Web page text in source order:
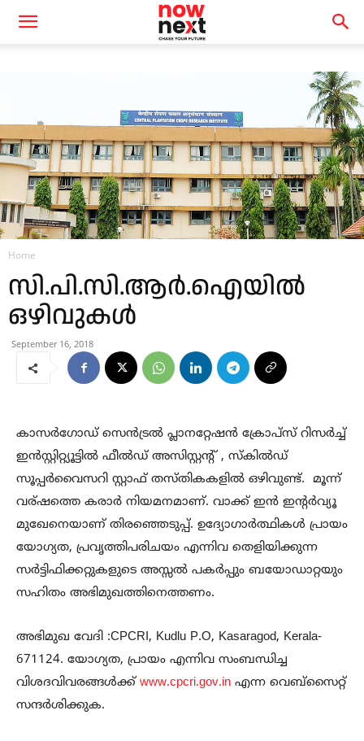
Home
സി.പി.സി.ആർ.ഐയിൽ
ഒഴിവുകൾ
September 16, 2018
കാസർഗോഡ് സെൻട്രൽ പ്ലാനറ്റേഷൻ ക്രോപ്സ് റിസർച്ച്
ഇൻസ്റ്റിറ്റ്യൂട്ടിൽ ഫീൽഡ് അസിസ്റ്റന്റ് , സ്‌കിൽഡ്
സൂപ്പർവൈസറി സ്റ്റാഫ് തസ്തികകളിൽ ഒഴിവുണ്ട്. മൂന്ന്
വര്ഷത്തെ കരാർ നിയമനമാണ്. വാക്ക് ഇൻ ഇന്റർവ്യൂ
മുഖേനെയാണ് തിരഞ്ഞെടുപ്പ്. ഉദ്യോഗാർത്ഥികൾ പ്രായം
യോഗ്യത, പ്രവൃത്തിപരിചയം എന്നിവ തെളിയിക്കുന്ന
സർട്ടിഫിക്കറ്റുകളുടെ അസ്സൽ പകർപ്പും ബയോഡാറ്റയും
സഹിതം അഭിമുഖത്തിനെത്തണം.
അഭിമുഖ വേദി :CPCRI, Kudlu P.O, Kasaragod, Kerala-
671124. യോഗ്യത, പ്രായം എന്നിവ സംബന്ധിച്ച
വിശദവിവരങ്ങൾക്ക് www.cpcri.gov.in എന്ന വെബ്‌സൈറ്റ്
സന്ദർശിക്കുക.